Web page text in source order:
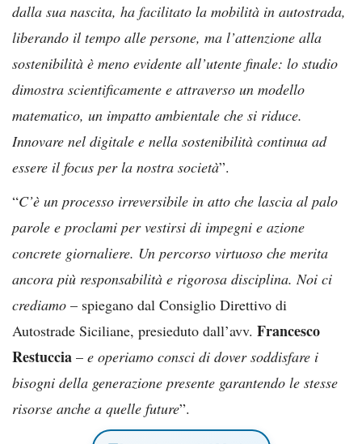
dalla sua nascita, ha facilitato la mobilità in autostrada,
liberando il tempo alle persone, ma l’attenzione alla
sostenibilità è meno evidente all’utente finale: lo studio
dimostra scientificamente e attraverso un modello
matematico, un impatto ambientale che si riduce.
Innovare nel digitale e nella sostenibilità continua ad
essere il focus per la nostra società”.
“C’è un processo irreversibile in atto che lascia al palo
parole e proclami per vestirsi di impegni e azione
concrete giornaliere. Un percorso virtuoso che merita
ancora più responsabilità e rigorosa disciplina. Noi ci
crediamo – spiegano dal Consiglio Direttivo di
Autostrade Siciliane, presieduto dall’avv. Francesco
Restuccia – e operiamo consci di dover soddisfare i
bisogni della generazione presente garantendo le stesse
risorse anche a quelle future”.